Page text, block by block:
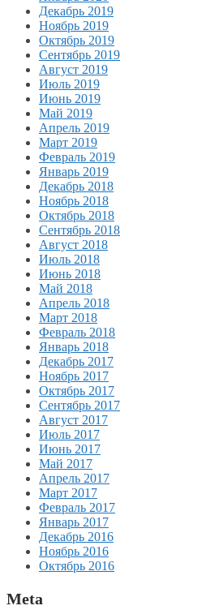
Декабрь 2019
Ноябрь 2019
Октябрь 2019
Сентябрь 2019
Август 2019
Июль 2019
Июнь 2019
Май 2019
Апрель 2019
Март 2019
Февраль 2019
Январь 2019
Декабрь 2018
Ноябрь 2018
Октябрь 2018
Сентябрь 2018
Август 2018
Июль 2018
Июнь 2018
Май 2018
Апрель 2018
Март 2018
Февраль 2018
Январь 2018
Декабрь 2017
Ноябрь 2017
Октябрь 2017
Сентябрь 2017
Август 2017
Июль 2017
Июнь 2017
Май 2017
Апрель 2017
Март 2017
Февраль 2017
Январь 2017
Декабрь 2016
Ноябрь 2016
Октябрь 2016
Meta